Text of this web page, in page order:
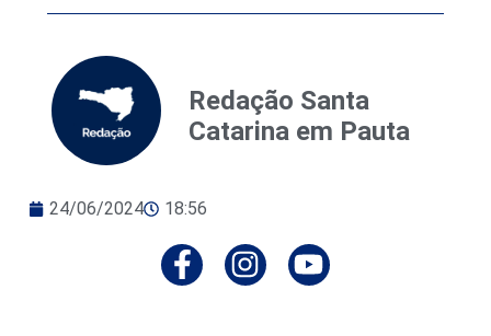
Redação Santa
Catarina em Pauta
24/06/2024 18:56